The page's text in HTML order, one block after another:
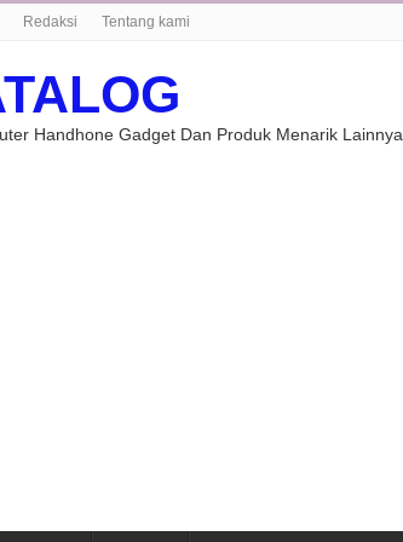
Redaksi Tentang kami
Handhone Gadget Dan Produk Menarik Lainnya